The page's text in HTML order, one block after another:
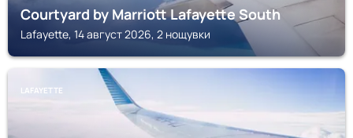
Courtyard by Marriott Lafayette South
Lafayette, 14 август 2026, 2 нощувки
LAFAYETTE